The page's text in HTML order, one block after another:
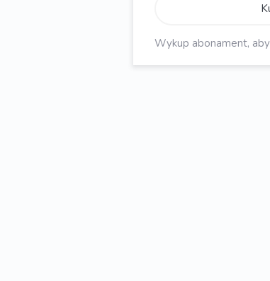
Wykup abonament,